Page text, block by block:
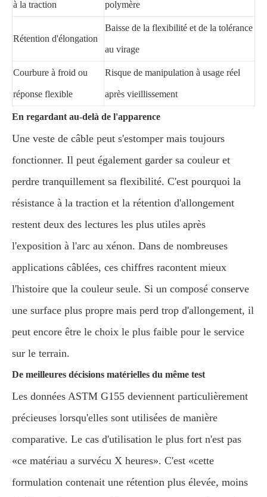
à la traction polymère
Rétention d'élongation
Baisse de la flexibilité et de la tolérance
au virage
Courbure à froid ou
réponse flexible
Risque de manipulation à usage réel
après vieillissement
En regardant au-delà de l'apparence
Une veste de câble peut s'estomper mais toujours
fonctionner. Il peut également garder sa couleur et
perdre tranquillement sa flexibilité. C'est pourquoi la
résistance à la traction et la rétention d'allongement
restent deux des lectures les plus utiles après
l'exposition à l'arc au xénon. Dans de nombreuses
applications câblées, ces chiffres racontent mieux
l'histoire que la couleur seule. Si un composé conserve
une surface plus propre mais perd trop d'allongement, il
peut encore être le choix le plus faible pour le service
sur le terrain.
De meilleures décisions matérielles du même test
Les données ASTM G155 deviennent particulièrement
précieuses lorsqu'elles sont utilisées de manière
comparative. Le cas d'utilisation le plus fort n'est pas
«ce matériau a survécu X heures». C'est «cette
formulation contenait une rétention plus élevée, moins